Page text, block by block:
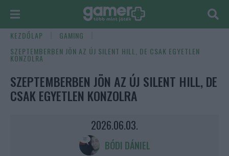
KEZDŐLAP
GAMING
SZEPTEMBERBEN JÖN AZ ÚJ SILENT HILL, DE CSAK EGYETLEN
KONZOLRA
SZEPTEMBERBEN JÖN AZ ÚJ SILENT HILL, DE
CSAK EGYETLEN KONZOLRA
2026.06.03.
BÓDI DÁNIEL